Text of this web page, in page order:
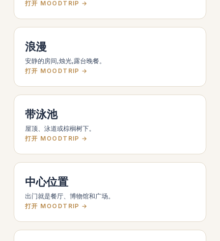
打开 MOODTRIP →
浪漫
安静的房间,烛光,露台晚餐。
打开 MOODTRIP →
带泳池
屋顶、泳道或棕榈树下。
打开 MOODTRIP →
中心位置
出门就是餐厅、博物馆和广场。
打开 MOODTRIP →